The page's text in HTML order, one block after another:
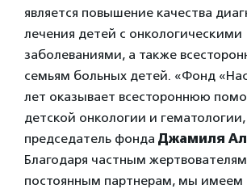
является повышение качества
лечения детей с онкологическими
заболеваниями, а также
семьям больных детей. «Фонд
лет оказывает всестороннюю
детской онкологии и
председатель фонда Джамиля
Благодаря частным
постоянным партнерам, мы имеем